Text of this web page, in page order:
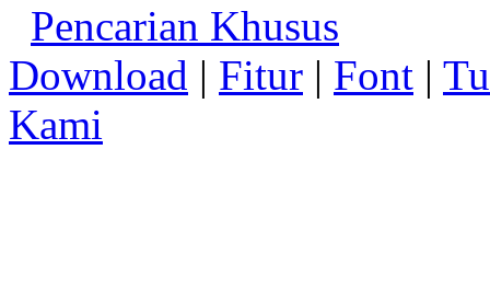
Pencarian Khusus
Download | Fitur | Font |
Kami